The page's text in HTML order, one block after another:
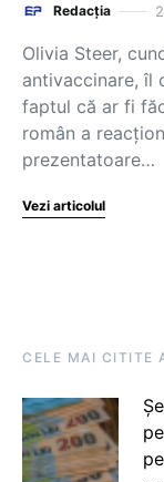
Redacția
Olivia Steer,
antivaccinare, îl
faptul că ar fi
român a
prezentatoare…
Vezi articolul
CELE MAI CITITE